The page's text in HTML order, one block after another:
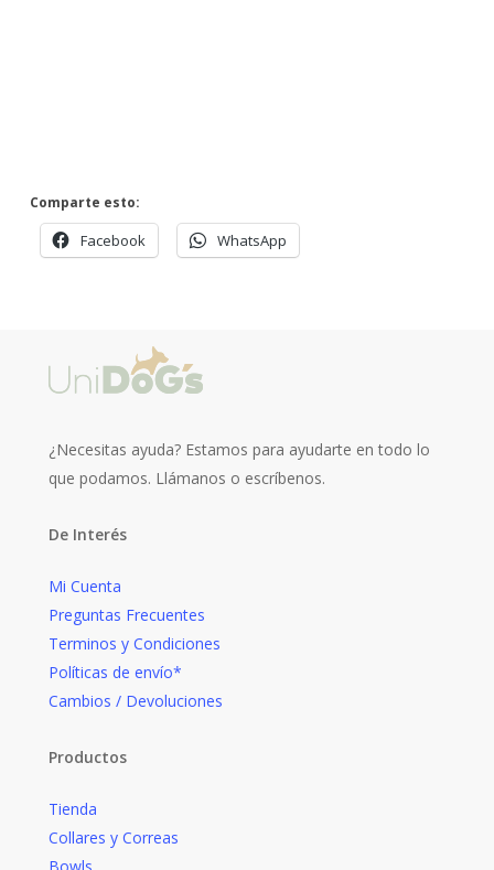
Comparte esto:
Facebook WhatsApp
¿Necesitas ayuda? Estamos para ayudarte en todo lo
que podamos. Llámanos o escríbenos.
De Interés
Mi Cuenta
Preguntas Frecuentes
Terminos y Condiciones
Políticas de envío*
Cambios / Devoluciones
Productos
Tienda
Collares y Correas